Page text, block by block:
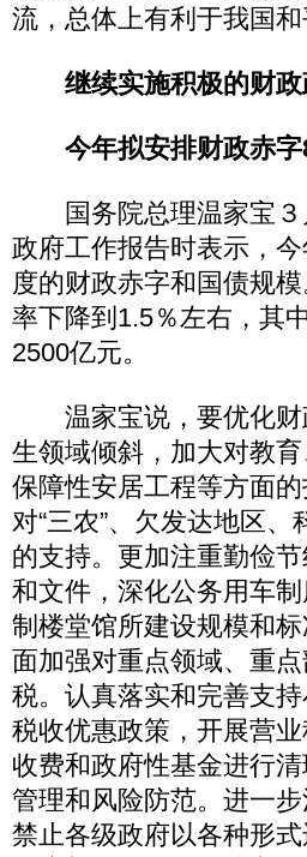
流，总体上有利于我国和
继续实施积极的财
今年拟安排财政赤
国务院总理温家宝３
政府工作报告时表示，
度的财政赤字和国债规
率下降到1.5％左右，其
2500亿元。
温家宝说，要优化财
生领域倾斜，加大对教
保障性安居工程等方面
对“三农”、欠发达地区
的支持。更加注重勤俭
和文件，深化公务用车
制楼堂馆所建设规模和
面加强对重点领域、重
税。认真落实和完善支
税收优惠政策，开展营
收费和政府性基金进行
管理和风险防范。进一
禁止各级政府以各种形